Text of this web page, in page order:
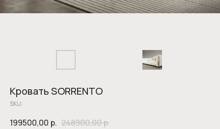
Кровать SORRENTO
SKU:
199500,00 р. 248900,00р.